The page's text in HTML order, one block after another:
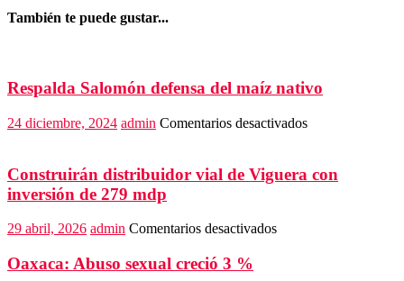
También te puede gustar...
Respalda Salomón defensa del maíz nativo
24 diciembre, 2024 admin Comentarios desactivadosen
defensa
del
Construirán distribuidor vial de Viguera con
inversión de 279 mdp
29 abril, 2026 admin Comentarios desactivadosen
Oaxaca: Abuso sexual creció 3 %